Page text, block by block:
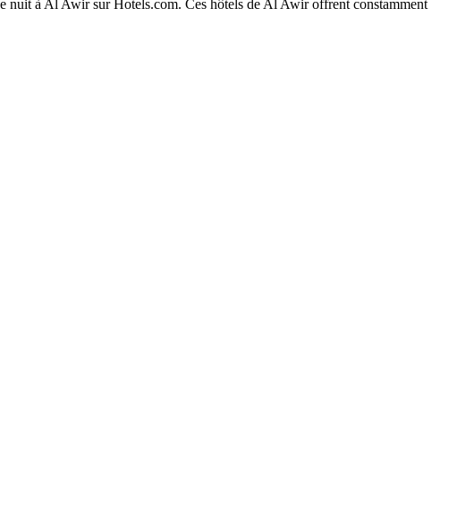
nuit à Al Awir sur Hotels.com. Ces hôtels de Al Awir offrent constamment